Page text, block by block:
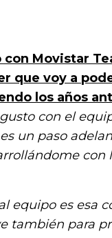
Movistar
que voy a
los años
con el
un paso
equipo es esa
también para